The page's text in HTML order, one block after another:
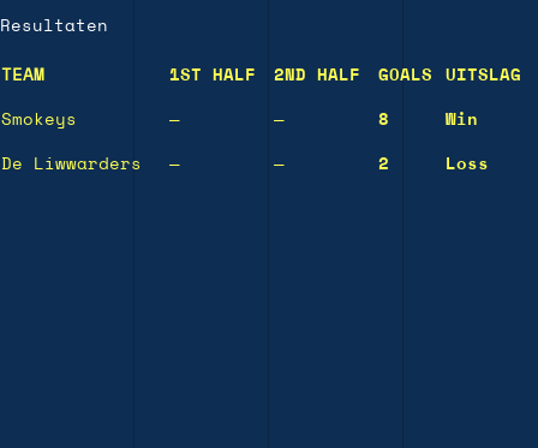
Resultaten
TEAM 1ST HALF 2ND HALF GOALS UITSLAG
Smokeys — — 8 Win
De Liwwarders — — 2 Loss